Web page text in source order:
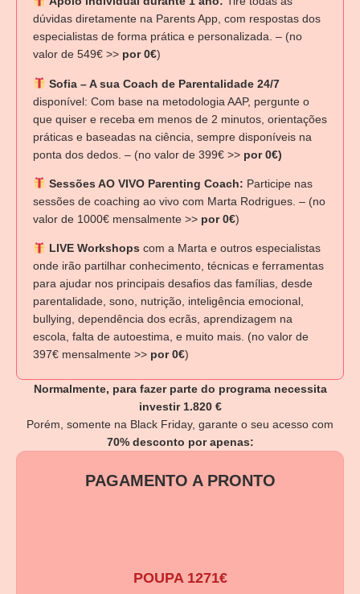
dúvidas diretamente na Parents App, com respostas dos
especialistas de forma prática e personalizada. – (no
valor de 549€ >> por 0€)
Sofia – A sua Coach de Parentalidade 24/7
disponível: Com base na metodologia AAP, pergunte o
que quiser e receba em menos de 2 minutos, orientações
práticas e baseadas na ciência, sempre disponíveis na
ponta dos dedos. – (no valor de 399€ >> por 0€)
Sessões AO VIVO Parenting Coach: Participe nas
sessões de coaching ao vivo com Marta Rodrigues. – (no
valor de 1000€ mensalmente >> por 0€)
LIVE Workshops com a Marta e outros especialistas
onde irão partilhar conhecimento, técnicas e ferramentas
para ajudar nos principais desafios das famílias, desde
parentalidade, sono, nutrição, inteligência emocional,
bullying, dependência dos ecrãs, aprendizagem na
escola, falta de autoestima, e muito mais. (no valor de
397€ mensalmente >> por 0€)
Normalmente, para fazer parte do programa necessita
investir 1.820 €
Porém, somente na Black Friday, garante o seu acesso com
70% desconto por apenas:
PAGAMENTO A PRONTO
POUPA 1271€